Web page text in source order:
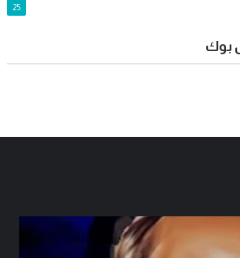
25
بوك